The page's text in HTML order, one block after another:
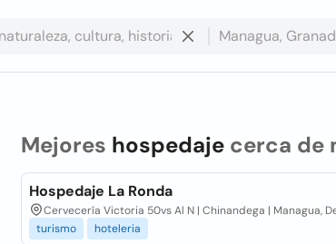
Mejores hospedajecerca de
Hospedaje La Ronda
Cervecería Victoria 50vs Al N | Chinandega | Managua,
turismo
hoteleria